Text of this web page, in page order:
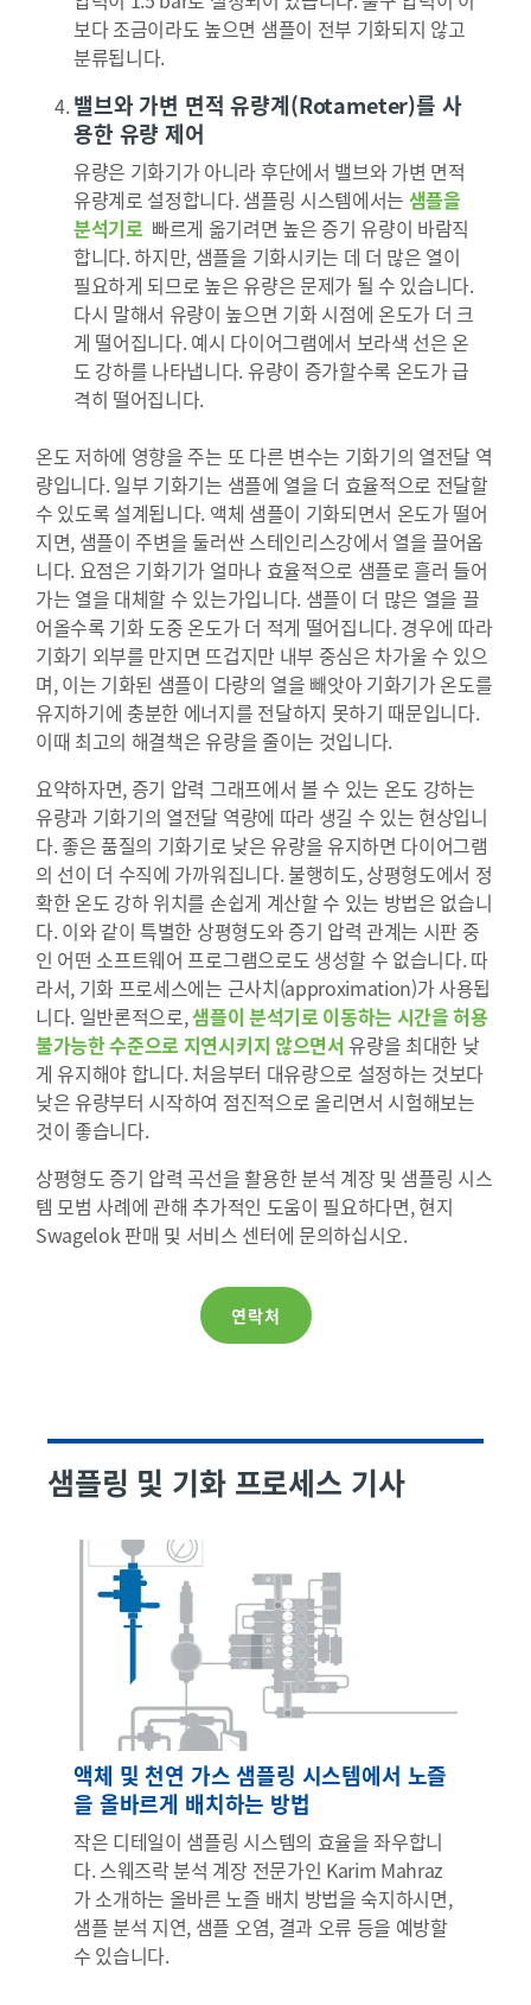
보다 조금이라도 높으면 샘플이 전부 기화되지 않고
분류됩니다.
밸브와 가변 면적 유량계(Rotameter)를 사
용한 유량 제어
유량은 기화기가 아니라 후단에서 밸브와 가변 면적
유량계로 설정합니다. 샘플링 시스템에서는 샘플을
분석기로 빠르게 옮기려면 높은 증기 유량이 바람직
합니다. 하지만, 샘플을 기화시키는 데 더 많은 열이
필요하게 되므로 높은 유량은 문제가 될 수 있습니다.
다시 말해서 유량이 높으면 기화 시점에 온도가 더 크
게 떨어집니다. 예시 다이어그램에서 보라색 선은 온
도 강하를 나타냅니다. 유량이 증가할수록 온도가 급
격히 떨어집니다.
온도 저하에 영향을 주는 또 다른 변수는 기화기의 열전달 역
량입니다. 일부 기화기는 샘플에 열을 더 효율적으로 전달할
수 있도록 설계됩니다. 액체 샘플이 기화되면서 온도가 떨어
지면, 샘플이 주변을 둘러싼 스테인리스강에서 열을 끌어옵
니다. 요점은 기화기가 얼마나 효율적으로 샘플로 흘러 들어
가는 열을 대체할 수 있는가입니다. 샘플이 더 많은 열을 끌
어올수록 기화 도중 온도가 더 적게 떨어집니다. 경우에 따라
기화기 외부를 만지면 뜨겁지만 내부 중심은 차가울 수 있으
며, 이는 기화된 샘플이 다량의 열을 빼앗아 기화기가 온도를
유지하기에 충분한 에너지를 전달하지 못하기 때문입니다.
이때 최고의 해결책은 유량을 줄이는 것입니다.
요약하자면, 증기 압력 그래프에서 볼 수 있는 온도 강하는
유량과 기화기의 열전달 역량에 따라 생길 수 있는 현상입니
다. 좋은 품질의 기화기로 낮은 유량을 유지하면 다이어그램
의 선이 더 수직에 가까워집니다. 불행히도, 상평형도에서 정
확한 온도 강하 위치를 손쉽게 계산할 수 있는 방법은 없습니
다. 이와 같이 특별한 상평형도와 증기 압력 관계는 시판 중
인 어떤 소프트웨어 프로그램으로도 생성할 수 없습니다. 따
라서, 기화 프로세스에는 근사치(approximation)가 사용됩
니다. 일반론적으로,샘플이 분석기로 이동하는 시간을 허용
불가능한 수준으로 지연시키지 않으면서 유량을 최대한 낮
게 유지해야 합니다. 처음부터 대유량으로 설정하는 것보다
낮은 유량부터 시작하여 점진적으로 올리면서 시험해보는
것이 좋습니다.
상평형도 증기 압력 곡선을 활용한 분석 계장 및 샘플링 시스
템 모범 사례에 관해 추가적인 도움이 필요하다면, 현지
Swagelok 판매 및 서비스 센터에 문의하십시오.
연락처
샘플링 및 기화 프로세스 기사
액체 및 천연 가스 샘플링 시스템에서 노즐
을 올바르게 배치하는 방법
작은 디테일이 샘플링 시스템의 효율을 좌우합니
다. 스웨즈락 분석 계장 전문가인 Karim Mahraz
가 소개하는 올바른 노즐 배치 방법을 숙지하시면,
샘플 분석 지연, 샘플 오염, 결과 오류 등을 예방할
수 있습니다.